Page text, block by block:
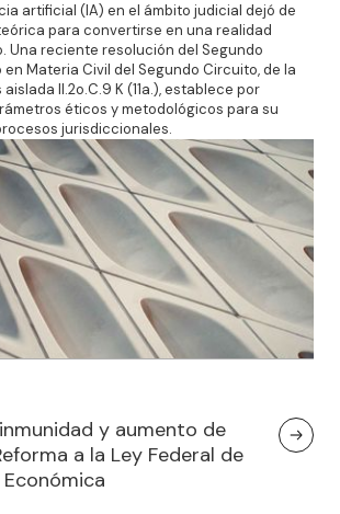
artificial (IA) en el ámbito judicial dejó de
para convertirse en una realidad
Una reciente resolución del Segundo
Materia Civil del Segundo Circuito, de la
II.2o.C.9 K (11a.), establece por
éticos y metodológicos para su
jurisdiccionales.
y aumento de
a la Ley Federal de